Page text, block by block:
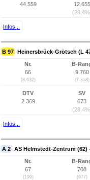
44.559
12.655
Infos...
B 97 Heinersbrück-Grötsch (L
Nr.
66
(8.632)
B-
9.760
(7.358)
DTV
2.369
SV
673
Infos...
A 2 AS Helmstedt-Zentrum (62)
Nr.
67
(199)
B-
708
(677)